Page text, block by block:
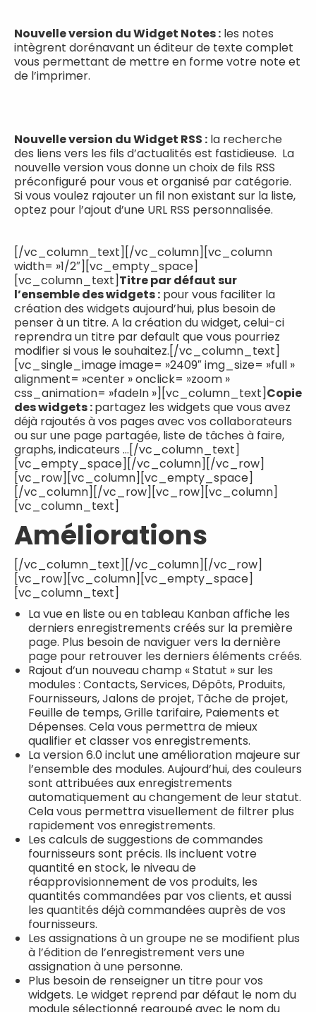
Nouvelle version du Widget Notes : les notes
intègrent dorénavant un éditeur de texte complet
vous permettant de mettre en forme votre note et
de l’imprimer.
Nouvelle version du Widget RSS : la recherche
des liens vers les fils d’actualités est fastidieuse. La
nouvelle version vous donne un choix de fils RSS
préconfiguré pour vous et organisé par catégorie.
Si vous voulez rajouter un fil non existant sur la liste,
optez pour l’ajout d’une URL RSS personnalisée.
[/vc_column_text][/vc_column][vc_column
width= »1/2″][vc_empty_space]
[vc_column_text]Titre par défaut sur
l’ensemble des widgets : pour vous faciliter la
création des widgets aujourd’hui, plus besoin de
penser à un titre. A la création du widget, celui-ci
reprendra un titre par default que vous pourriez
modifier si vous le souhaitez.[/vc_column_text]
[vc_single_image image= »2409″ img_size= »full »
alignment= »center » onclick= »zoom »
css_animation= »fadeIn »][vc_column_text]Copie
des widgets :partagez les widgets que vous avez
déjà rajoutés à vos pages avec vos collaborateurs
ou sur une page partagée, liste de tâches à faire,
graphs, indicateurs …[/vc_column_text]
[vc_empty_space][/vc_column][/vc_row]
[vc_row][vc_column][vc_empty_space]
[/vc_column][/vc_row][vc_row][vc_column]
[vc_column_text]
Améliorations
[/vc_column_text][/vc_column][/vc_row]
[vc_row][vc_column][vc_empty_space]
[vc_column_text]
La vue en liste ou en tableau Kanban affiche les
derniers enregistrements créés sur la première
page. Plus besoin de naviguer vers la dernière
page pour retrouver les derniers éléments créés.
Rajout d’un nouveau champ « Statut » sur les
modules : Contacts, Services, Dépôts, Produits,
Fournisseurs, Jalons de projet, Tâche de projet,
Feuille de temps, Grille tarifaire, Paiements et
Dépenses. Cela vous permettra de mieux
qualifier et classer vos enregistrements.
La version 6.0 inclut une amélioration majeure sur
l’ensemble des modules. Aujourd’hui, des couleurs
sont attribuées aux enregistrements
automatiquement au changement de leur statut.
Cela vous permettra visuellement de filtrer plus
rapidement vos enregistrements.
Les calculs de suggestions de commandes
fournisseurs sont précis. Ils incluent votre
quantité en stock, le niveau de
réapprovisionnement de vos produits, les
quantités commandées par vos clients, et aussi
les quantités déjà commandées auprès de vos
fournisseurs.
Les assignations à un groupe ne se modifient plus
à l’édition de l’enregistrement vers une
assignation à une personne.
Plus besoin de renseigner un titre pour vos
widgets. Le widget reprend par défaut le nom du
module sélectionné regroupé avec le nom du